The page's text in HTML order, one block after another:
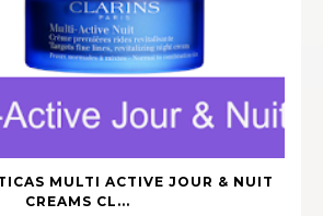
MULTI ACTIVE JOUR & NUIT
CREAMS CL...